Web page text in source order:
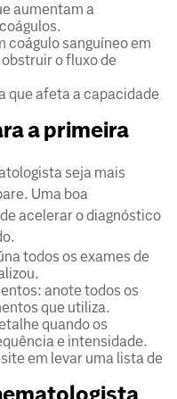
aumentam a
coágulo sanguíneo em
o fluxo de
que afeta a capacidade
a primeira
seja mais
Uma boa
acelerar o diagnóstico
todos os exames de
anote todos os
que utiliza.
quando os
e intensidade.
em levar uma lista de